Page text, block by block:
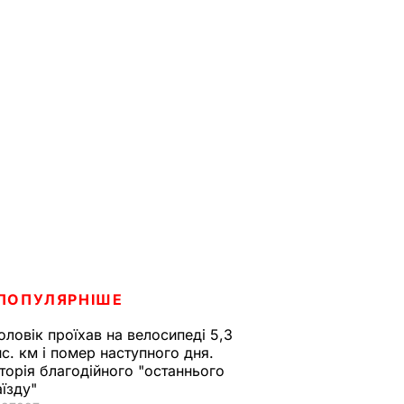
проїхав на велосипеді 5,3
км і помер наступного дня.
благодійного "останнього